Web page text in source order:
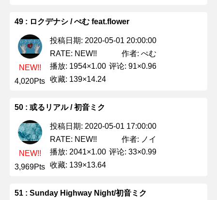
49 : ロクデナシ / ぺむ feat.flower
NEW!!
4,020Pts
投稿日期: 2020-05-01 20:00:00
RATE: NEW!!
作者: ぺむ
播放: 1954×1.00 评论: 91×0.96
收藏: 139×14.24
50 : 或るリアル / 初音ミク
NEW!!
3,969Pts
投稿日期: 2020-05-01 17:00:00
RATE: NEW!!
作者: ノイ
播放: 2041×1.00 评论: 33×0.99
收藏: 139×13.64
51 : Sunday Highway Night/初音ミク